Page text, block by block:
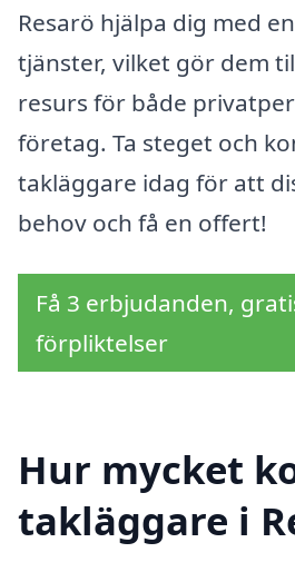
Resarö hjälpa dig med
tjänster, vilket gör dem
resurs för både
företag. Ta steget och
takläggare idag för att
behov och få en offert!
Få 3 erbjudanden,
förpliktelser
Hur mycket
takläggare i